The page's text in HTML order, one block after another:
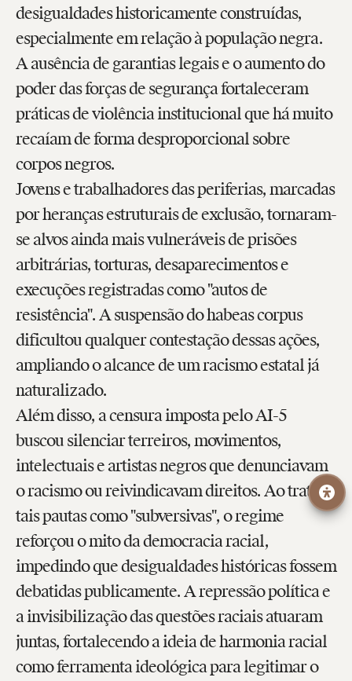
desigualdades historicamente construídas,
especialmente em relação à população negra.
A ausência de garantias legais e o aumento do
poder das forças de segurança fortaleceram
práticas de violência institucional que há muito
recaíam de forma desproporcional sobre
corpos negros.
Jovens e trabalhadores das periferias, marcadas
por heranças estruturais de exclusão, tornaram-
se alvos ainda mais vulneráveis de prisões
arbitrárias, torturas, desaparecimentos e
execuções registradas como "autos de
resistência". A suspensão do habeas corpus
dificultou qualquer contestação dessas ações,
ampliando o alcance de um racismo estatal já
naturalizado.
Além disso, a censura imposta pelo AI-5
buscou silenciar terreiros, movimentos,
intelectuais e artistas negros que denunciavam
o racismo ou reivindicavam direitos. Ao tratar
tais pautas como "subversivas", o regime
reforçou o mito da democracia racial,
impedindo que desigualdades históricas fossem
debatidas publicamente. A repressão política e
a invisibilização das questões raciais atuaram
juntas, fortalecendo a ideia de harmonia racial
como ferramenta ideológica para legitimar o